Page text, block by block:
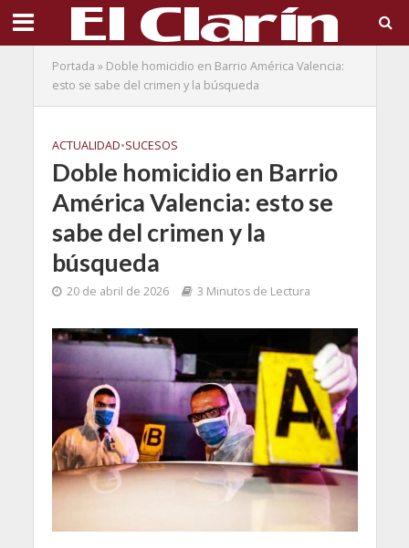
Portada » Doble homicidio en Barrio América Valencia:
esto se sabe del crimen y la búsqueda
ACTUALIDAD•SUCESOS
Doble homicidio en Barrio
América Valencia: esto se
sabe del crimen y la
búsqueda
20 de abril de 2026 3 Minutos de Lectura